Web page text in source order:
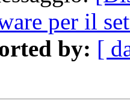
per il
by: [